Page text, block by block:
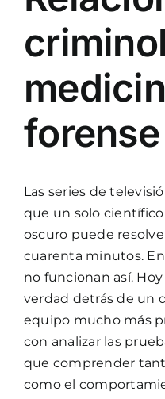
forense
Las series de
que un solo
oscuro puede
cuarenta minutos.
no funcionan así.
verdad detrás de un
equipo mucho más
con analizar las
que comprender
como el